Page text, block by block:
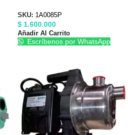
SKU: 1A0085P
$ 1.600.000
Añadir Al Carrito
Escríbenos por WhatsApp